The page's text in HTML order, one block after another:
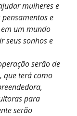
mulheres e
e
um mundo
seus sonhos e
serão de
que terá como
para
serão